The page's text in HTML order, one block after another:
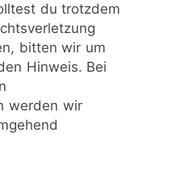
du trotzdem
bitten wir um
Hinweis. Bei
werden wir